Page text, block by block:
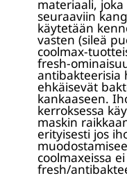
materiaali,
seuraaviin
käytetään
vasten (sileä
coolmax-
fresh-
antibakteerisia
ehkäisevät
kankaaseen.
kerroksessa
maskin
erityisesti jos
coolmaxeissa
fresh/